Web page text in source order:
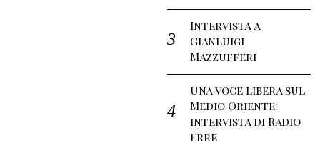
Intervista a
Gianluigi
Mazzufferi
Una voce libera sul
Medio Oriente:
intervista di Radio
Erre